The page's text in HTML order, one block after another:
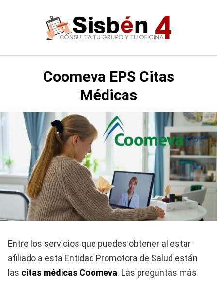
Coomeva EPS Citas
Médicas
Entre los servicios que puedes obtener al estar
afiliado a esta Entidad Promotora de Salud están
las citas médicas Coomeva. Las preguntas más